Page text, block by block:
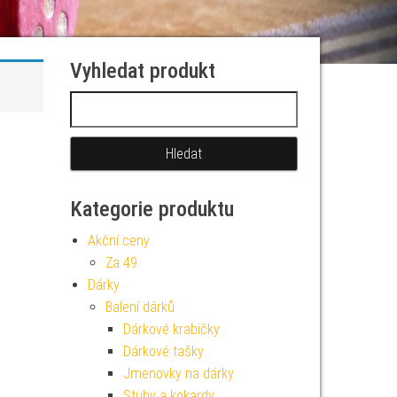
Vyhledat produkt
Kategorie produktu
Akční ceny
Za 49
Dárky
Balení dárků
Dárkové krabičky
Dárkové tašky
Jmenovky na dárky